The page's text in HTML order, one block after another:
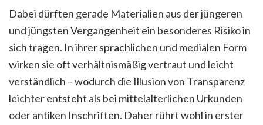
Dabei dürften gerade Materialien aus der jüngeren
und jüngsten Vergangenheit ein besonderes Risiko in
sich tragen. In ihrer sprachlichen und medialen Form
wirken sie oft verhältnismäßig vertraut und leicht
verständlich – wodurch die Illusion von Transparenz
leichter entsteht als bei mittelalterlichen Urkunden
oder antiken Inschriften. Daher rührt wohl in erster